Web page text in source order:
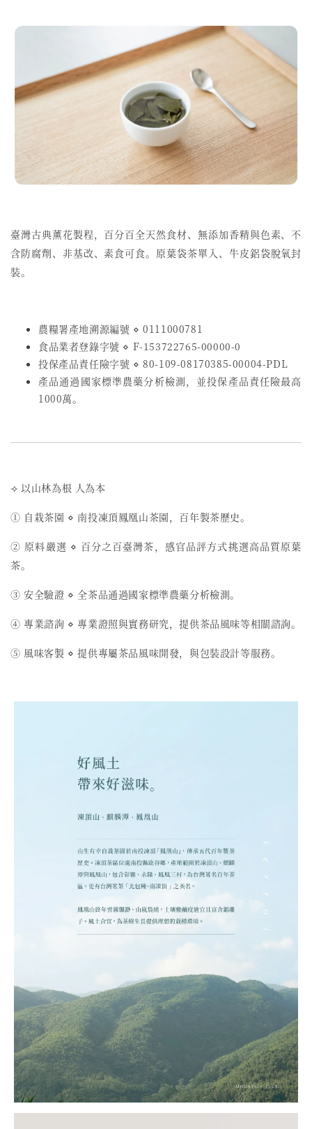
臺灣古典薰花製程，百分百全天然食材、無添加香精與色素、不
含防腐劑、非基改、素食可食。原葉袋茶單入、牛皮鋁袋脫氧封
裝。
農糧署產地溯源編號 ⋄ 0111000781
食品業者登錄字號 ⋄ F-153722765-00000-0
投保產品責任險字號 ⋄80-109-08170385-00004-PDL
產品通過國家標準農藥分析檢測，並投保產品責任險最高
1000萬。
⟢ 以山林為根 人為本
① 自栽茶園 ⋄ 南投凍頂鳳凰山茶園，百年製茶歷史。
② 原料嚴選 ⋄ 百分之百臺灣茶，感官品評方式挑選高品質原葉
茶。
③ 安全驗證 ⋄ 全茶品通過國家標準農藥分析檢測。
④ 專業諮詢 ⋄ 專業證照與實務研究，提供茶品風味等相關諮詢。
⑤ 風味客製 ⋄ 提供專屬茶品風味開發，與包裝設計等服務。